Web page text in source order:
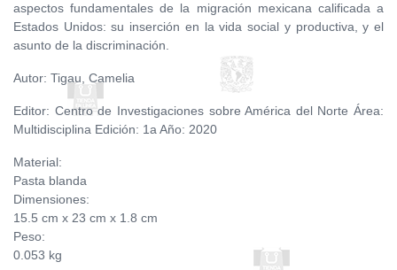
aspectos fundamentales de la migración mexicana calificada a
Estados Unidos: su inserción en la vida social y productiva, y el
asunto de la discriminación.
Autor: Tigau, Camelia
Editor: Centro de Investigaciones sobre América del Norte Área:
Multidisciplina Edición: 1a Año: 2020
Material:
Pasta blanda
Dimensiones:
15.5 cm x 23 cm x 1.8 cm
Peso:
0.053 kg